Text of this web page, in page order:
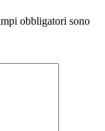
obbligatori sono